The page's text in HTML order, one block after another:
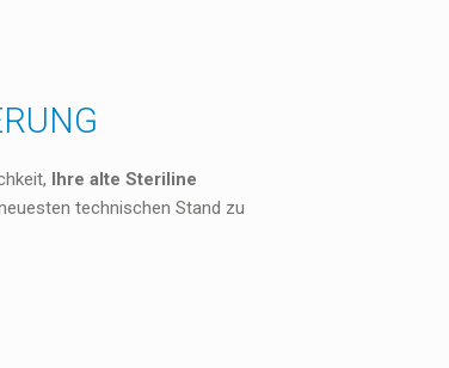
Ihre alte Steriline
technischen Stand zu